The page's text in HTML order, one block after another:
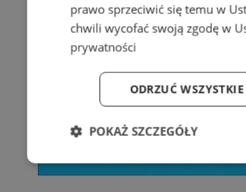
prawo sprzeciwić się temu w
chwili wycofać swoją zgodę w
prywatności
ODRZUĆ WSZYSTKIE
POKAŻ SZCZEGÓŁY
Niezbędne